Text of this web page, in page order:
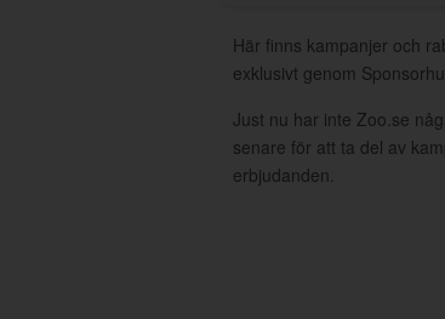
Här finns kampanjer och
exklusivt genom
Just nu har inte Zoo.se
senare för att ta del av
erbjudanden.